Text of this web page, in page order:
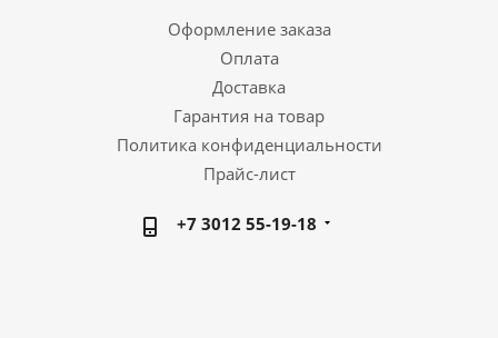
Оформление заказа
Оплата
Доставка
Гарантия на товар
Политика конфиденциальности
Прайс-лист
+7 3012 55-19-18